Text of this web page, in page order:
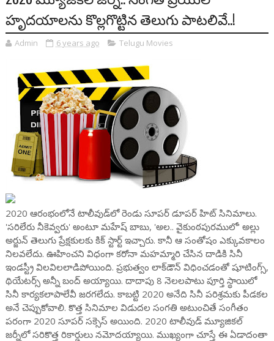
హృదయాలను కొల్లగొట్టిన తెలుగు పాటలివే..!
Admin 6 years ago Telugu Movies
2020 ఆరంభంలోనే టాలీవుడ్‌లో రెండు సూపర్ డూపర్ హిట్ సినిమాలు.
'సరిలేరు నీకెవ్వరు' అంటూ మహేష్ బాబు, 'అల.. వైకుంఠపురములో' అల్లు
అర్జున్ తెలుగు ప్రేక్షకులకు కిక్ స్టార్ట్ ఇచ్చారు. కానీ ఆ సంతోషం ఎక్కువకాలం
నిలవలేదు. ఊహించని విధంగా కరోనా మహమ్మారి చేసిన దాడికి సినీ
ఇండస్ట్రీ విలవిలలాడిపోయింది. ప్రభుత్వం లాక్‌డౌన్ విధించడంతో షూటింగ్స్,
థియేటర్స్ అన్నీ బంద్ అయ్యాయి. దాదాపు 8 నెలలపాటు పూర్తి స్థాయిలో
సినీ కార్యకలాపాలేవీ జరగలేదు. కాబట్టి 2020 అనేది సినీ పరిశ్రమకు పీడకల
అనే చెప్పుకోవాలి. కొత్త సినిమాల విడుదల సంగతి అటుంచితే సంగీతం
పరంగా 2020 సూపర్ సక్సెస్ అయింది. 2020 టాలీవుడ్ మ్యూజికల్
జర్నీలో సరికొత్త రికార్డులు నమోదయ్యాయి. ముఖ్యంగా చూస్తే ఈ ఏడాదంతా